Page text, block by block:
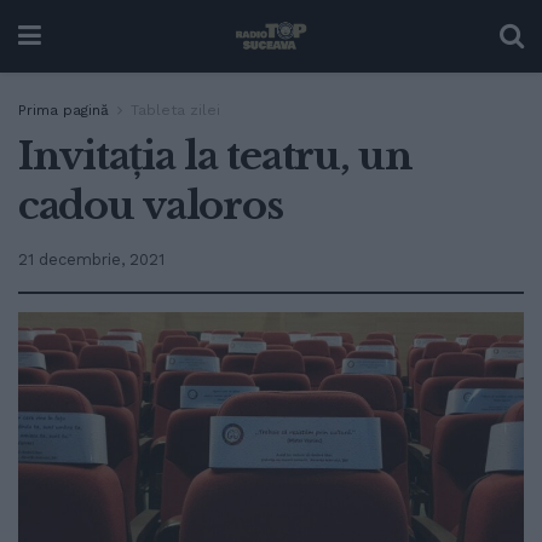
Prima pagină Tableta zilei
Invitația la teatru, un
cadou valoros
21 decembrie, 2021